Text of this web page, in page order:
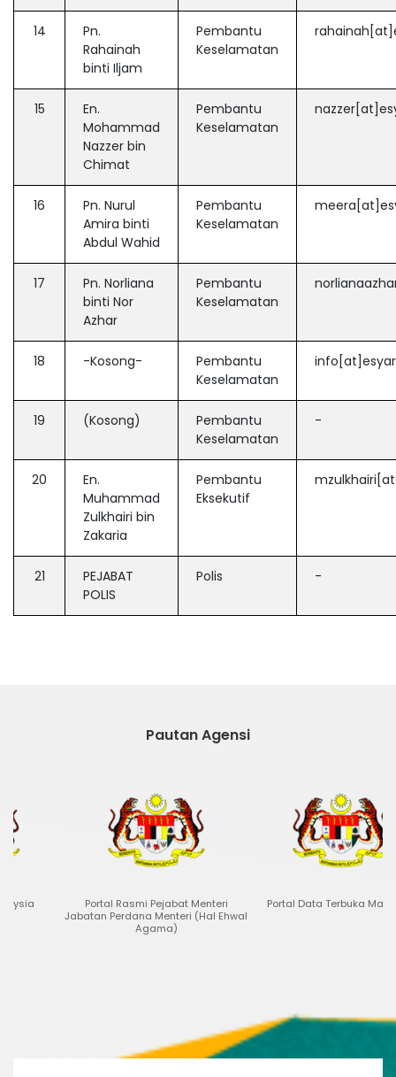
14
Pn.
Rahainah
binti Iljam
Pembantu
Keselamatan
15
En.
Mohammad
Nazzer bin
Chimat
Pembantu
Keselamatan
16
Pn. Nurul
Amira binti
Abdul Wahid
Pembantu
Keselamatan
17
Pn. Norliana
binti Nor
Azhar
Pembantu
Keselamatan
18 -Kosong-
Pembantu
Keselamatan
19 (Kosong)
Pembantu
Keselamatan
-
20
En.
Muhammad
Zulkhairi bin
Zakaria
Pembantu
Eksekutif
21
PEJABAT
POLIS
Polis -
Pautan Agensi
Portal Rasmi Pejabat Menteri
Jabatan Perdana Menteri (Hal Ehwal
Portal Data Terbuka Malaysia